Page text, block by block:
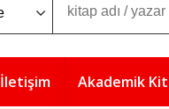
İletişim Akademik